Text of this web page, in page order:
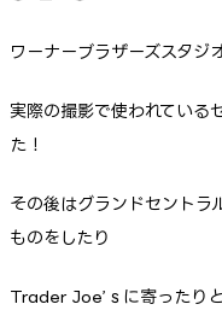
ワーナーブラザーズスタジ
実際の撮影で使われている
た！
その後はグランドセントラ
ものをしたり
Trader Joe’ｓに寄ったり